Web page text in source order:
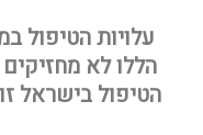
עלויות הטיפול
הללו לא
הטיפול בישראל